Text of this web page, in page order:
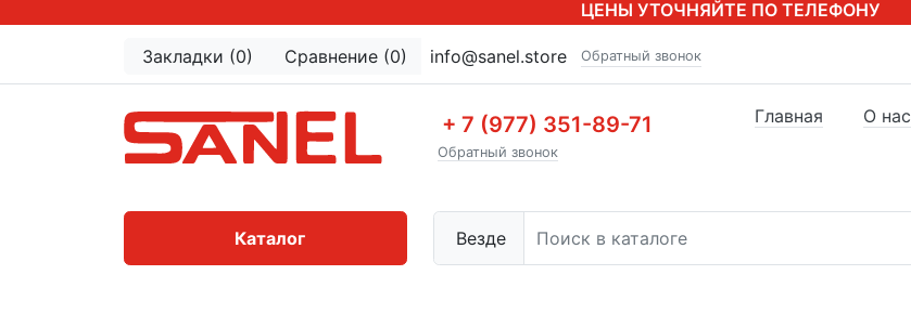
ЦЕНЫ УТОЧНЯЙТЕ ПО ТЕЛЕФОНУ
Закладки (0) Сравнение (0) info@sanel.store Обратный звонок
+ 7 (977) 351-89-71
Обратный звонок
Везде
Главная О нас
Каталог